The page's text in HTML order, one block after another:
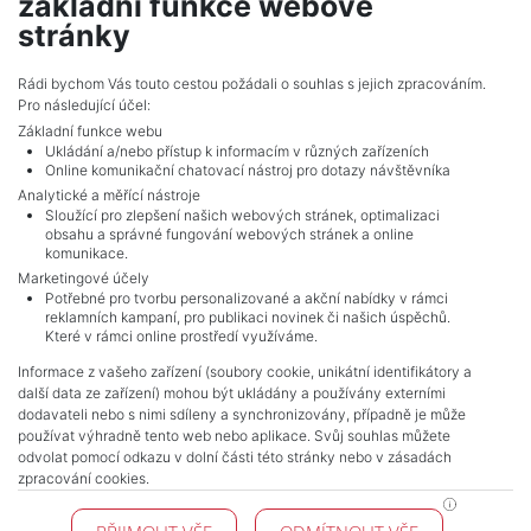
show nr.
MojePole.cz
Revoluční 1003/3, 11000, Praha
NAVIGACE
Terms and conditions
Protection of personal data
Real estate's
Contact
Cookie processing
KONTAKT
stránky
Rádi bychom Vás touto cestou požádali o souhlas s jejich zpracováním.
Pro následující účel:
Základní funkce webu
Ukládání a/nebo přístup k informacím v různých zařízeních
Online komunikační chatovací nástroj pro dotazy návštěvníka
Analytické a měřící nástroje
Sloužící pro zlepšení našich webových stránek, optimalizaci
obsahu a správné fungování webových stránek a online
komunikace.
Marketingové účely
Potřebné pro tvorbu personalizované a akční nabídky v rámci
reklamních kampaní, pro publikaci novinek či našich úspěchů.
Které v rámci online prostředí využíváme.
Informace z vašeho zařízení (soubory cookie, unikátní identifikátory a
další data ze zařízení) mohou být ukládány a používány externími
dodavateli nebo s nimi sdíleny a synchronizovány, případně je může
používat výhradně tento web nebo aplikace. Svůj souhlas můžete
odvolat pomocí odkazu v dolní části této stránky nebo v zásadách
zpracování cookies.